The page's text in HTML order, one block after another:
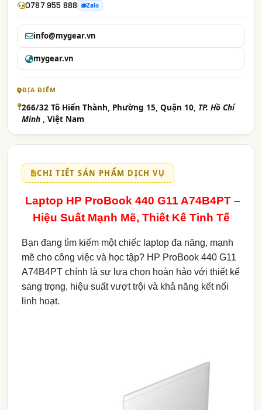
0787 955 888
Zalo
info@mygear.vn
mygear.vn
ĐỊA ĐIỂM
266/32 Tô Hiến Thành, Phường 15, Quận 10, TP. Hồ Chí
Minh , Việt Nam
CHI TIẾT SẢN PHẨM DỊCH VỤ
Laptop HP ProBook 440 G11 A74B4PT –
Hiệu Suất Mạnh Mẽ, Thiết Kế Tinh Tế
Bạn đang tìm kiếm một chiếc laptop đa năng, mạnh
mẽ cho công việc và học tập? HP ProBook 440 G11
A74B4PT chính là sự lựa chọn hoàn hảo với thiết kế
sang trọng, hiệu suất vượt trội và khả năng kết nối
linh hoạt.